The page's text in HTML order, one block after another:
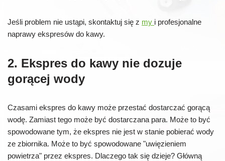
Jeśli problem nie ustąpi, skontaktuj się z my i profesjonalne
naprawy ekspresów do kawy.
2. Ekspres do kawy nie dozuje
gorącej wody
Czasami ekspres do kawy może przestać dostarczać gorącą
wodę. Zamiast tego może być dostarczana para. Może to być
spowodowane tym, że ekspres nie jest w stanie pobierać wody
ze zbiornika. Może to być spowodowane "uwięzieniem
powietrza" przez ekspres. Dlaczego tak się dzieje? Główną